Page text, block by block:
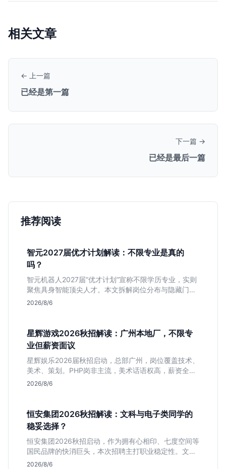
相关文章
← 上一篇
已经是第一篇
下一篇 →
已经是最后一篇
推荐阅读
智元2027届优才计划解读：不限专业是真的
吗？
智元机器人2027届“优才计划”宣称不限学历专业，实则
聚焦具身智能顶尖人才。本文拆解岗位分布与隐藏门
槛，分析算法、仿真等核心方向，帮你判断是否值得投
2026/8/6
星辉游戏2026秋招解读：广州本地厂，不限专
业但薪资面议
星辉娱乐2026届秋招启动，总部广州，岗位覆盖技术、
美术、策划。PHP岗非主流，美术话语权高，薪资全面
面议。适合想接触项目全流程的应届生，追求大厂光环
2026/8/6
恒安集团2026秋招解读：文科与电子类同学的
稳妥选择？
恒安集团2026秋招启动，作为拥有心相印、七度空间等
国民品牌的快消巨头，本次招聘主打职业稳定性。文章
深度解析管培生项目，明确文商科主攻品牌营销、理工
2026/8/6